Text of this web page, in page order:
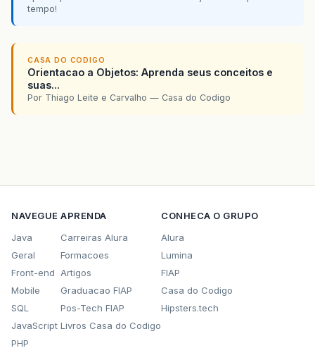
tempo!
CASA DO CODIGO
Orientacao a Objetos: Aprenda seus conceitos e
suas...
Por Thiago Leite e Carvalho — Casa do Codigo
NAVEGUE
Java
Geral
Front-end
Mobile
SQL
JavaScript
PHP
APRENDA
Carreiras Alura
Formacoes
Artigos
Graduacao FIAP
Pos-Tech FIAP
Livros Casa do Codigo
CONHECA O GRUPO
Alura
Lumina
FIAP
Casa do Codigo
Hipsters.tech